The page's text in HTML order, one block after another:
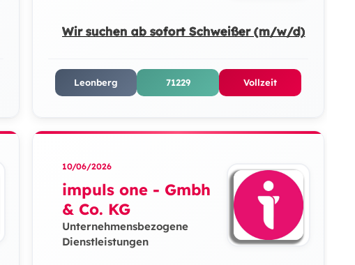
Wir suchen ab sofort Schweißer (m/w/d)
Leonberg 71229 Vollzeit
10/06/2026
impuls one - Gmbh
& Co. KG
Unternehmensbezogene
Dienstleistungen